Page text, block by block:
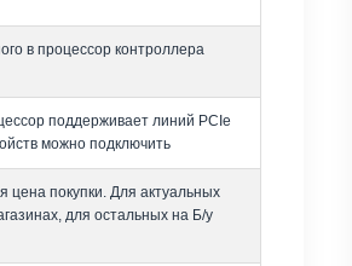
в процессор контроллера
поддерживает линий PCIe
можно подключить
цена покупки. Для актуальных
для остальных на Б/у